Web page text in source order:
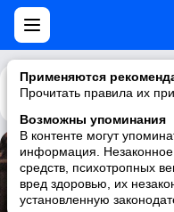
Применяются
Прочитать правила их
Возможны упоминания
В контенте могут
информация. Незаконное
средств, психотропных
вред здоровью, их
установленную
Каталог
Verses of Doom
Jeru the Damaja